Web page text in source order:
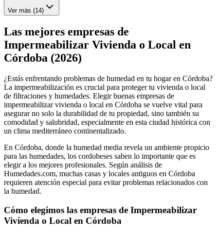
Ver más (14)
Las mejores empresas de
Impermeabilizar Vivienda o Local en
Córdoba (2026)
¿Estás enfrentando problemas de humedad en tu hogar en Córdoba?
La impermeabilización es crucial para proteger tu vivienda o local
de filtraciones y humedades. Elegir buenas empresas de
impermeabilizar vivienda o local en Córdoba se vuelve vital para
asegurar no solo la durabilidad de tu propiedad, sino también su
comodidad y salubridad, especialmente en esta ciudad histórica con
un clima mediterráneo continentalizado.
En Córdoba, donde la humedad media revela un ambiente propicio
para las humedades, los cordobeses saben lo importante que es
elegir a los mejores profesionales. Según análisis de
Humedades.com, muchas casas y locales antiguos en Córdoba
requieren atención especial para evitar problemas relacionados con
la humedad.
Cómo elegimos las empresas de Impermeabilizar
Vivienda o Local en Córdoba